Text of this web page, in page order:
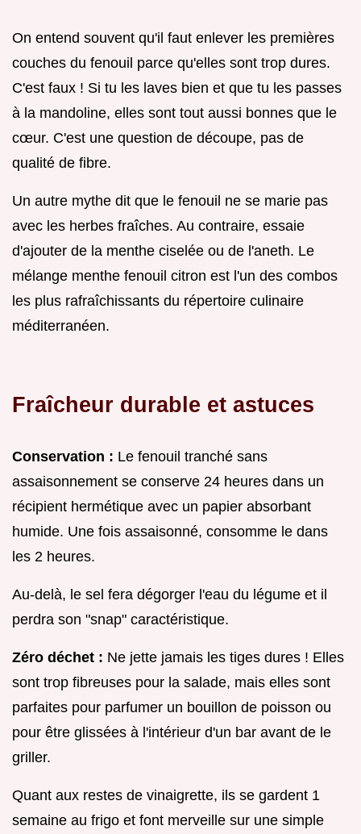
On entend souvent qu'il faut enlever les premières
couches du fenouil parce qu'elles sont trop dures.
C'est faux ! Si tu les laves bien et que tu les passes
à la mandoline, elles sont tout aussi bonnes que le
cœur. C'est une question de découpe, pas de
qualité de fibre.
Un autre mythe dit que le fenouil ne se marie pas
avec les herbes fraîches. Au contraire, essaie
d'ajouter de la menthe ciselée ou de l'aneth. Le
mélange menthe fenouil citron est l'un des combos
les plus rafraîchissants du répertoire culinaire
méditerranéen.
Fraîcheur durable et astuces
Conservation : Le fenouil tranché sans
assaisonnement se conserve 24 heures dans un
récipient hermétique avec un papier absorbant
humide. Une fois assaisonné, consomme le dans
les 2 heures.
Au-delà, le sel fera dégorger l'eau du légume et il
perdra son "snap" caractéristique.
Zéro déchet : Ne jette jamais les tiges dures ! Elles
sont trop fibreuses pour la salade, mais elles sont
parfaites pour parfumer un bouillon de poisson ou
pour être glissées à l'intérieur d'un bar avant de le
griller.
Quant aux restes de vinaigrette, ils se gardent 1
semaine au frigo et font merveille sur une simple